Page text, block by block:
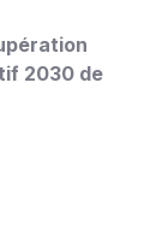
2030 de